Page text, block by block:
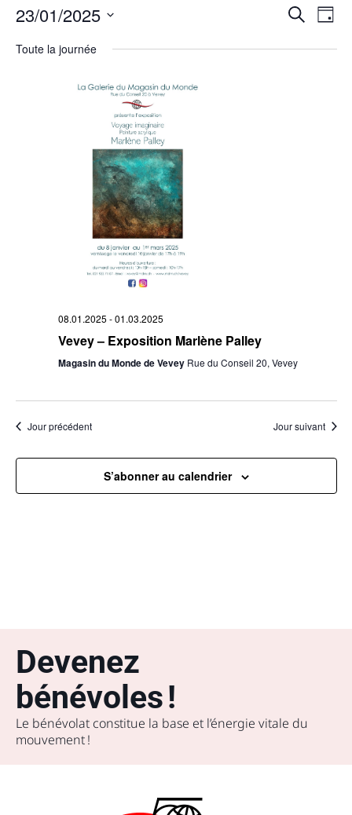
et
Recherche
de
Jour
23/01/2025
une
date.
Toute la journée
08.01.2025 -01.03.2025
Vevey – Exposition Marlène Palley
Magasin du Monde de Vevey Rue du Conseil 20, Vevey
Jour précédent Jour suivant
S’abonner au calendrier
Devenez
bénévoles !
Le bénévolat constitue la base et l’énergie vitale du
mouvement !